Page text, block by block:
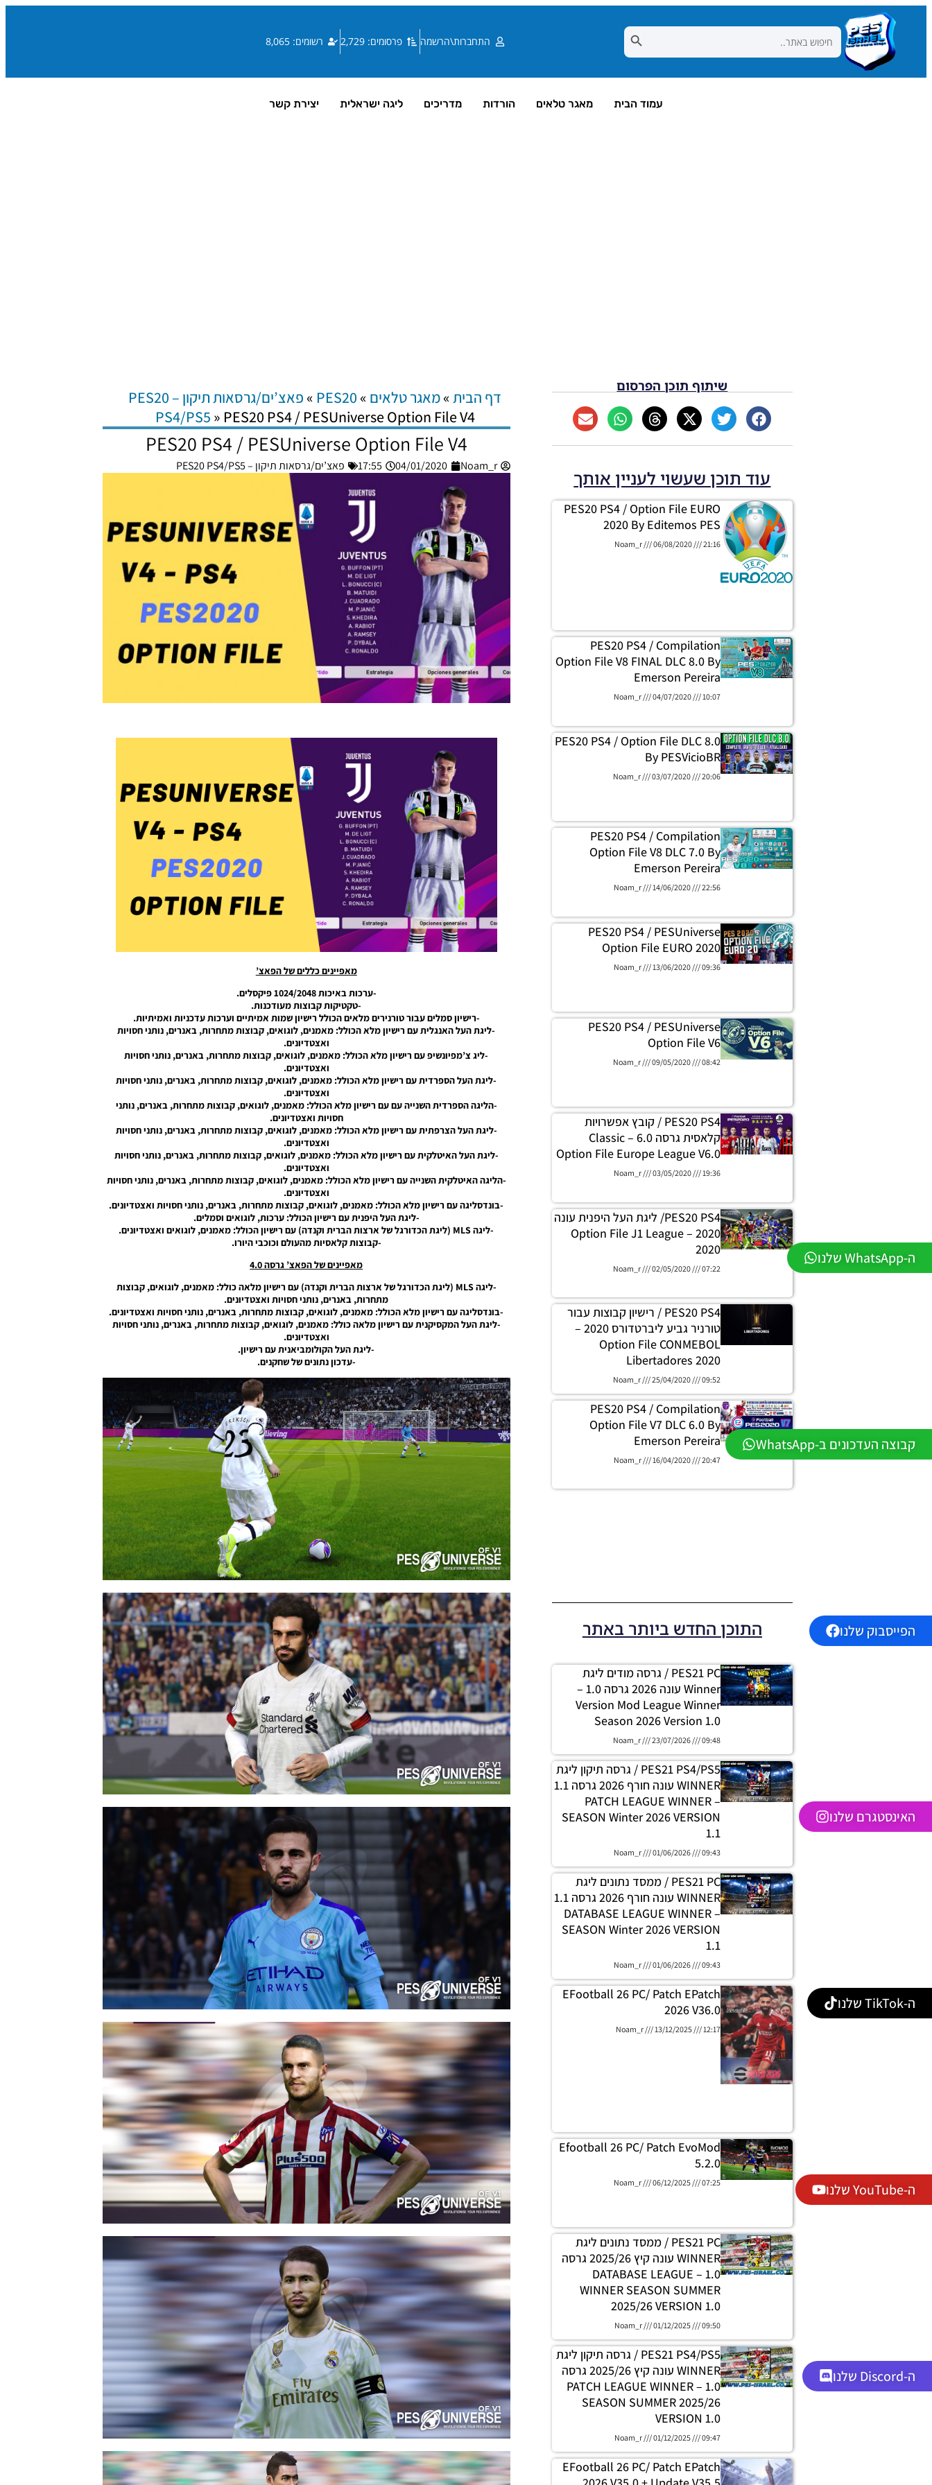
התחברות\הרשמה פרסומים: 2,729 רשומים: 8,065
Search
for:
Search Button
עמוד הבית מאגר טלאים הורדות מדריכים ליגה ישראלית יצירת קשר
ה-WhatsApp שלנו
קבוצה העדכונים ב-WhatsApp
הפייסבוק שלנו
האינסטגרם שלנו
ה-TikTok שלנו
ה-YouTube שלנו
ה-Discord שלנו
דף הבית»מאגר טלאים »
PES20
»
פאצ’ים/גרסאות תיקון – PES20
PS4/PS5 » PES20 PS4 / PESUniverse Option File V4
PES20 PS4 / PESUniverse Option File V4
Noam_r
04/01/2020
17:55 פאצ’ים/גרסאות תיקון – PES20 PS4/PS5
מאפיינים כללים של הפאצ’
-ערכות באיכות 1024/2048 פיקסלים.
-טקטיקות קבוצות מעודכנות.
-רישיון סמלים עבור טורנירים מלאים הכולל רישיון שמות אמיתיים וערכות עדכניות ואמיתיות.
-ליגת העל האנגלית עם רישיון מלא הכולל: מאמנים, לוגואים, קבוצות מתחרות, באנרים, נותני חסויות
ואצטדיונים.
-ליג צ’מפיונשיפ עם רישיון מלא הכולל: מאמנים, לוגואים, קבוצות מתחרות, באנרים, נותני חסויות
ואצטדיונים.
-ליגת העל הספרדית עם רישיון מלא הכולל: מאמנים, לוגואים, קבוצות מתחרות, באנרים, נותני חסויות
ואצטדיונים.
-הליגה הספרדית השנייה עם עם רישיון מלא הכולל: מאמנים, לוגואים, קבוצות מתחרות, באנרים, נותני
חסויות ואצטדיונים.
-ליגת העל הצרפתית עם רישיון מלא הכולל: מאמנים, לוגואים, קבוצות מתחרות, באנרים, נותני חסויות
ואצטדיונים.
-ליגת העל האיטלקית עם רישיון מלא הכולל: מאמנים, לוגואים, קבוצות מתחרות, באנרים, נותני חסויות
ואצטדיונים.
-הליגה האיטלקית השנייה עם רישיון מלא הכולל: מאמנים, לוגואים, קבוצות מתחרות, באנרים, נותני חסויות
ואצטדיונים.
-בונדסליגה עם רישיון מלא הכולל: מאמנים, לוגואים, קבוצות מתחרות, באנרים, נותני חסויות ואצטדיונים.
-ליגת העל היפנית עם רישיון הכולל: ערכות, לוגואים וסמלים.
-ליגה MLS (ליגת הכדורגל של ארצות הברית וקנדה) עם רישיון הכולל: מאמנים, לוגואים ואצטדיונים.
-קבוצות קלאסיות מהעולם וכוכבי היורו.
מאפיינים של הפאצ’ גרסה 4.0
-ליגה MLS (ליגת הכדורגל של ארצות הברית וקנדה) עם רישיון מלאה כולל: מאמנים, לוגואים, קבוצות
מתחרות, באנרים, נותני חסויות ואצטדיונים.
-בונדסליגה עם רישיון מלא הכולל: מאמנים, לוגואים, קבוצות מתחרות, באנרים, נותני חסויות ואצטדיונים.
-ליגת העל המקסיקנית עם רישיון מלאה כולל: מאמנים, לוגואים, קבוצות מתחרות, באנרים, נותני חסויות
ואצטדיונים.
-ליגת העל הקולומביאנית עם רישיון.
-עדכון נתונים של שחקנים.
שיתוף תוכן הפרסום
עוד תוכן שעשוי לעניין אותך
PES20 PS4 / Option File EURO
2020 By Editemos PES
Noam_r 06/08/2020 21:16
PES20 PS4 / Compilation
Option File V8 FINAL DLC 8.0 By
Emerson Pereira
Noam_r 04/07/2020 10:07
PES20 PS4 / Option File DLC 8.0
By PESVicioBR
Noam_r 03/07/2020 20:06
PES20 PS4 / Compilation
Option File V8 DLC 7.0 By
Emerson Pereira
Noam_r 14/06/2020 22:56
PES20 PS4 / PESUniverse
Option File EURO 2020
Noam_r 13/06/2020 09:36
PES20 PS4 / PESUniverse
Option File V6
Noam_r 09/05/2020 08:42
PES20 PS4 / קובץ אפשרויות
קלאסית גרסה 6.0 – Classic
Option File Europe League V6.0
Noam_r 03/05/2020 19:36
PES20 PS4/ ליגת העל היפנית עונה
2020 – Option File J1 League
2020
Noam_r 02/05/2020 07:22
PES20 PS4 / רישיון קבוצות עבור
טורניר גביע ליברטדורס 2020 –
Option File CONMEBOL
Libertadores 2020
Noam_r 25/04/2020 09:52
PES20 PS4 / Compilation
Option File V7 DLC 6.0 By
Emerson Pereira
Noam_r 16/04/2020 20:47
התוכן החדש ביותר באתר
PES21 PC / גרסה מודים ליגת
Winner עונה 2026 גרסה 1.0 –
Version Mod League Winner
Season 2026 Version 1.0
Noam_r 23/07/2026 09:48
PES21 PS4/PS5 / גרסה תיקון ליגת
WINNER עונה חורף 2026 גרסה 1.1
– PATCH LEAGUE WINNER
SEASON Winter 2026 VERSION
1.1
Noam_r 01/06/2026 09:43
PES21 PC / ממסד נתונים ליגת
WINNER עונה חורף 2026 גרסה 1.1
– DATABASE LEAGUE WINNER
SEASON Winter 2026 VERSION
1.1
Noam_r 01/06/2026 09:43
EFootball 26 PC/ Patch EPatch
2026 V36.0
Noam_r 13/12/2025 12:17
Efootball 26 PC/ Patch EvoMod
5.2.0
Noam_r 06/12/2025 07:25
PES21 PC / ממסד נתונים ליגת
WINNER עונה קיץ 2025/26 גרסה
1.0 – DATABASE LEAGUE
WINNER SEASON SUMMER
2025/26 VERSION 1.0
Noam_r 01/12/2025 09:50
PES21 PS4/PS5 / גרסה תיקון ליגת
WINNER עונה קיץ 2025/26 גרסה
1.0 – PATCH LEAGUE WINNER
SEASON SUMMER 2025/26
VERSION 1.0
Noam_r 01/12/2025 09:47
EFootball 26 PC/ Patch EPatch